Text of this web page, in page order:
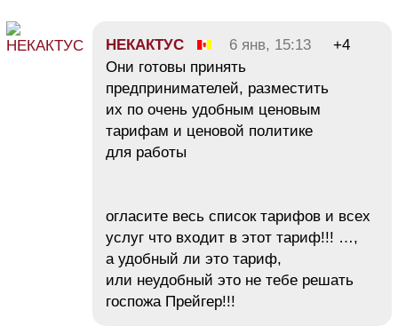
НЕКАКТУС 6 янв, 15:13
+4
Они готовы принять
предпринимателей, разместить
их по очень удобным ценовым
тарифам и ценовой политике
для работы
огласите весь список тарифов и всех
услуг что входит в этот тариф!!! …,
а удобный ли это тариф,
или неудобный это не тебе решать
госпожа Прейгер!!!